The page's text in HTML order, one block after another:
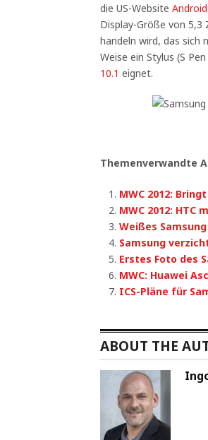
die US-Website
Display-Größe von 5,3
handeln wird, das sich
Weise ein Stylus (S
10.1 eignet.
Themenverwandte
MWC 2012:
MWC 2012: HTC
Weißes
Samsung
Erstes Foto des
MWC: Huawei
ICS-Pläne für
ABOUT THE